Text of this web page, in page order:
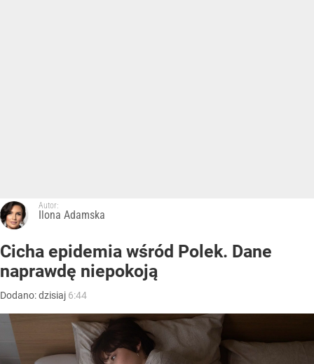
Autor:
Ilona Adamska
Cicha epidemia wśród Polek. Dane
naprawdę niepokoją
Dodano:dzisiaj 6:44